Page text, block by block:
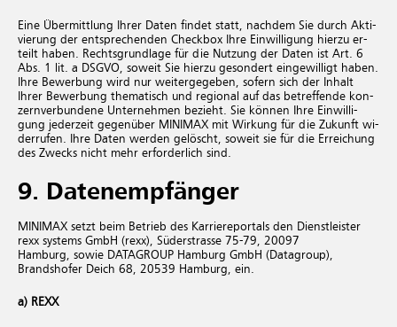
Eine Über­mitt­lung Ihrer Daten fin­det statt, nach­dem Sie durch Ak­ti­
vie­rung der ent­spre­chen­den Check­box Ihre Ein­wil­li­gung hier­zu er­
teilt haben. Rechts­grund­la­ge für die Nut­zung der Daten ist Ar­t. 6
Ab­s. 1 lit. a DSGVO, so­weit Sie hier­zu ge­son­dert ein­ge­wil­ligt haben.
Ihre Be­wer­bung wird nur wei­ter­ge­ge­ben, so­fern sich der In­halt
Ihrer Be­wer­bung the­ma­tisch und re­gio­nal auf das be­tref­fen­de kon­
zern­ver­bun­de­ne Un­ter­neh­men be­zieht. Sie kön­nen Ihre Ein­wil­li­
gung je­der­zeit ge­gen­über MINIMAX mit Wir­kung für die Zu­kunft wi­
der­ru­fen. Ihre Daten wer­den ge­löscht, so­weit sie für die Er­rei­chung
des Zwecks nicht mehr er­for­der­lich sind.
9. Datenempfänger
MINIMAX setzt beim Betrieb des Karriereportals den Dienstleister
rexx systems GmbH (rexx), Süderstrasse 75-79, 20097
Hamburg, sowie DATAGROUP Hamburg GmbH (Datagroup),
Brandshofer Deich 68, 20539 Hamburg, ein.
a) REXX